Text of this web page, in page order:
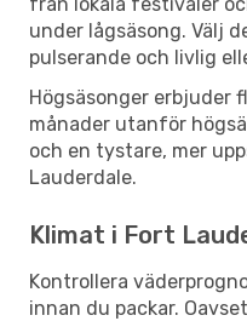
under lågsäsong. Välj
pulserande och livlig
Högsäsonger erbjuder
månader utanför
och en tystare, mer
Lauderdale.
Klimat i Fort
Kontrollera
innan du packar.